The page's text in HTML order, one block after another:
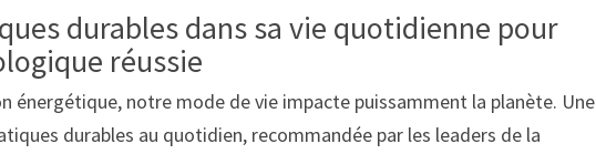
durables dans sa vie quotidienne pour
réussie
énergétique, notre mode de vie impacte puissamment la planète. Une
durables au quotidien, recommandée par les leaders de la